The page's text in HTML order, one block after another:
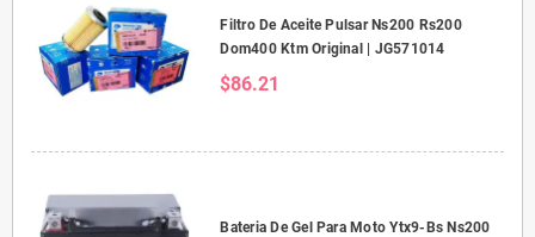
Filtro De Aceite Pulsar Ns200 Rs200
Dom400 Ktm Original | JG571014
$86.21
Bateria De Gel Para Moto Ytx9-Bs Ns200